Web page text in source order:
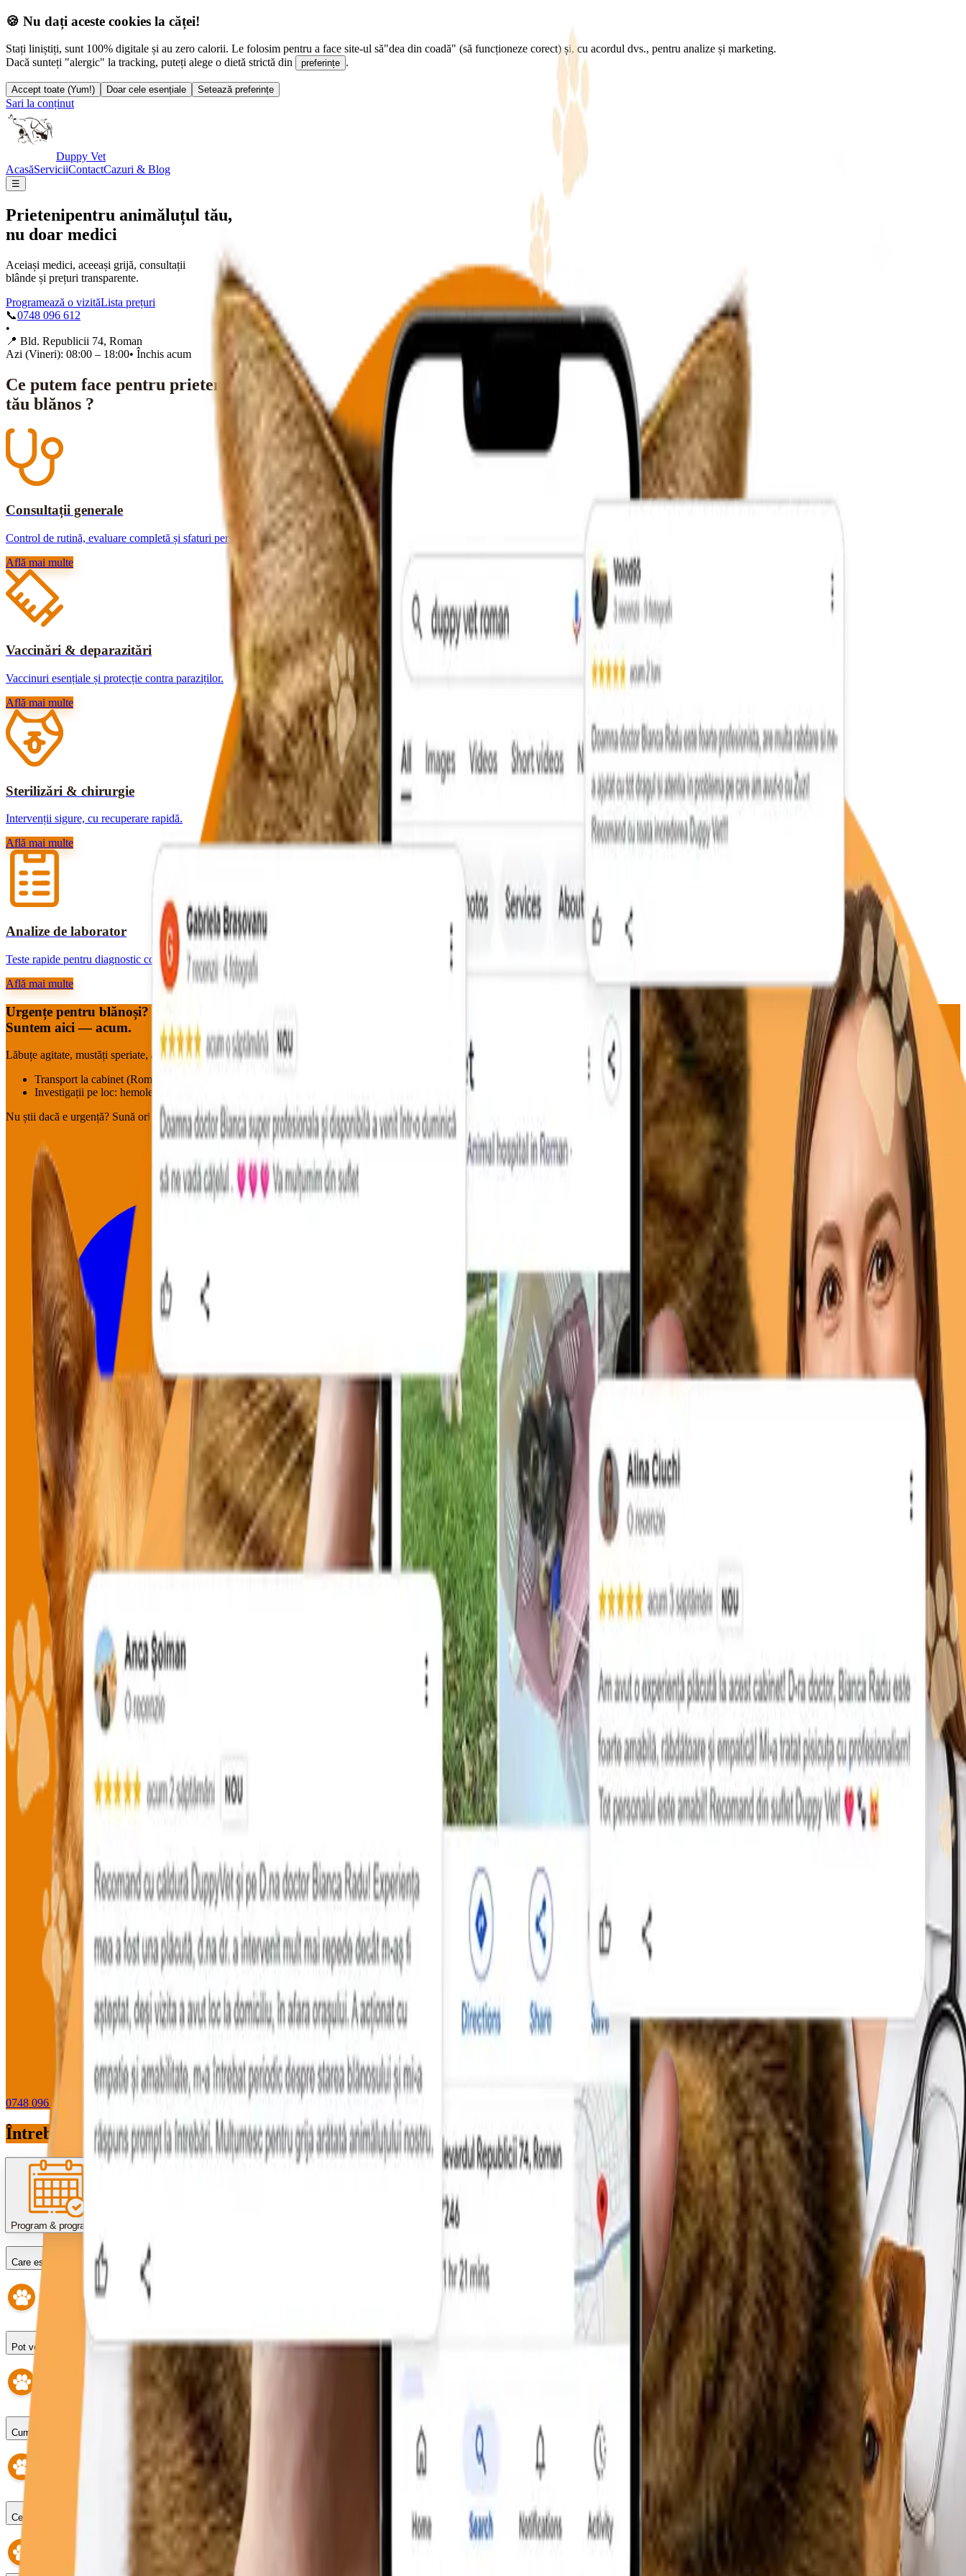
🍪 Nu dați aceste cookies la căței!
Stați liniștiți, sunt 100% digitale și au zero calorii. Le folosim pentru a face site-ul să"dea din coadă" (să funcționeze corect) și, cu acordul dvs., pentru analize și marketing.
Dacă sunteți "alergic" la tracking, puteți alege o dietă strictă din
preferințe .
Accept toate (Yum!) Doar cele esențiale Setează preferințe
Sari la conținut
Duppy Vet
AcasăServiciiContactCazuri & Blog
☰
Prietenipentru animăluțul tău,
nu doar medici
Aceiași medici, aceeași grijă, consultații
blânde și prețuri transparente.
Programează o vizităLista prețuri
📞0748 096 612
•
📍 Bld. Republicii 74, Roman
Azi (Vineri): 08:00 – 18:00• Închis acum
Ce putem face pentru prietenul
tău blănos ?
Consultații generale
Control de rutină, evaluare completă și sfaturi personalizate.
Află mai multe
Vaccinări & deparazitări
Vaccinuri esențiale și protecție contra paraziților.
Află mai multe
Sterilizări & chirurgie
Intervenții sigure, cu recuperare rapidă.
Află mai multe
Analize de laborator
Teste rapide pentru diagnostic corect.
Află mai multe
Urgențe pentru blănoși?
Suntem aici — acum.
Lăbuțe agitate, mustăți speriate, aripioare neliniștite : pornim imediat.
Transport la cabinet (Roman & împrejurimi, în funcție de disponibilitate)
Investigații pe loc: hemoleucogramă, biochimie, EKG, marker cardiac, tensiune
Nu știi dacă e urgență? Sună oricum.
0748 096 612 WhatsApp
Întrebări pe care le primim des
Program & programări
Care este programul?
Pot veni fără programare?
Cum fac o programare?
Ce se întâmplă dacă întârzii?